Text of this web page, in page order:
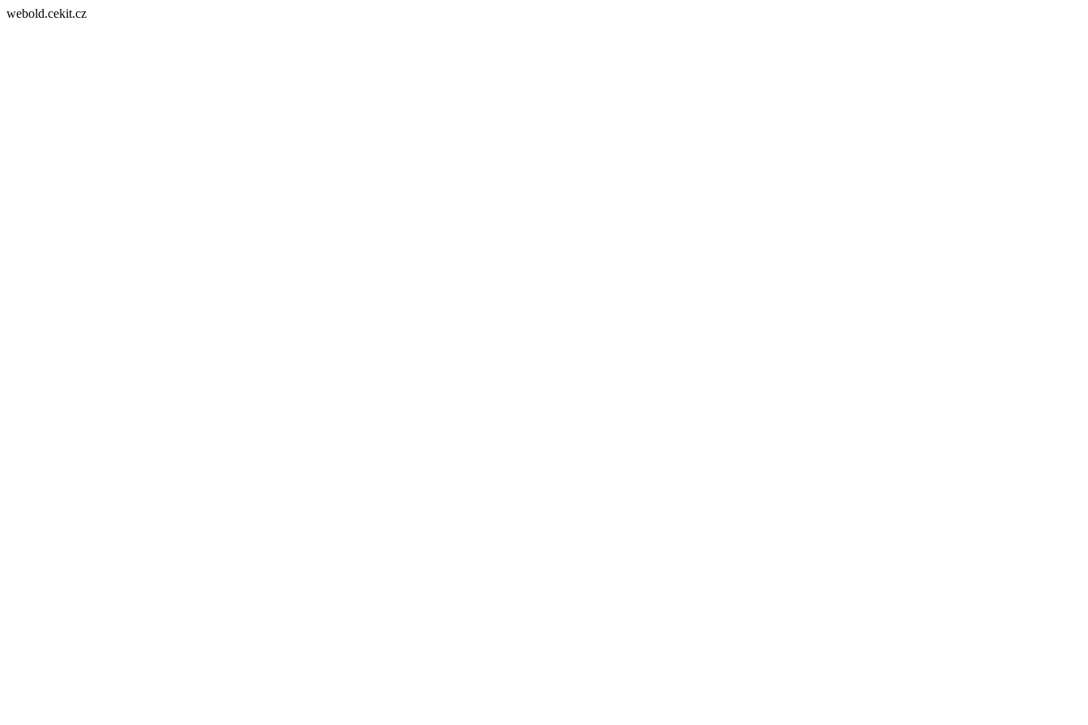
webold.cekit.cz